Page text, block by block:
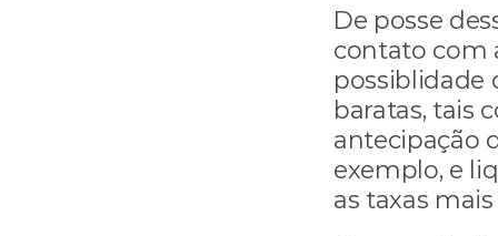
De posse
contato com
possiblidade
baratas, tais
antecipação
exemplo, e
as taxas